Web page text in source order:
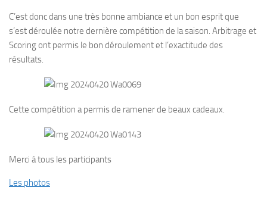
C’est donc dans une très bonne ambiance et un bon esprit que
s’est déroulée notre dernière compétition de la saison. Arbitrage et
Scoring ont permis le bon déroulement et l’exactitude des
résultats.
Cette compétition a permis de ramener de beaux cadeaux.
Merci à tous les participants
Les photos